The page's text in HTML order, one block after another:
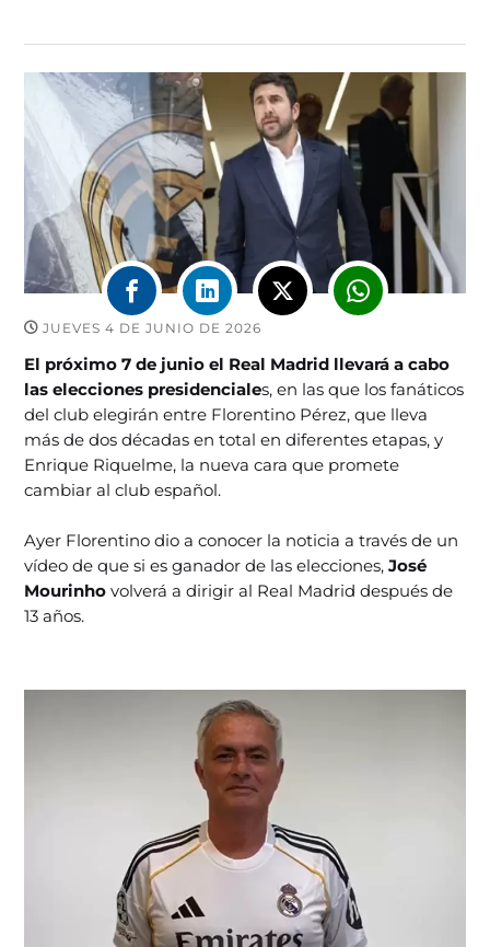
JUEVES 4 DE JUNIO DE 2026
El próximo 7 de junio el Real Madrid llevará a cabo
las elecciones presidenciales, en las que los fanáticos
del club elegirán entre Florentino Pérez, que lleva
más de dos décadas en total en diferentes etapas, y
Enrique Riquelme, la nueva cara que promete
cambiar al club español.
Ayer Florentino dio a conocer la noticia a través de un
vídeo de que si es ganador de las elecciones,José
Mourinho volverá a dirigir al Real Madrid después de
13 años.